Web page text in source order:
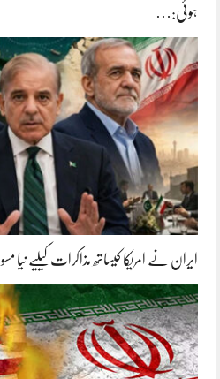
ہوئی:…
ایران نے امریکا کیساتھ مذاکرات کیلیے نیا